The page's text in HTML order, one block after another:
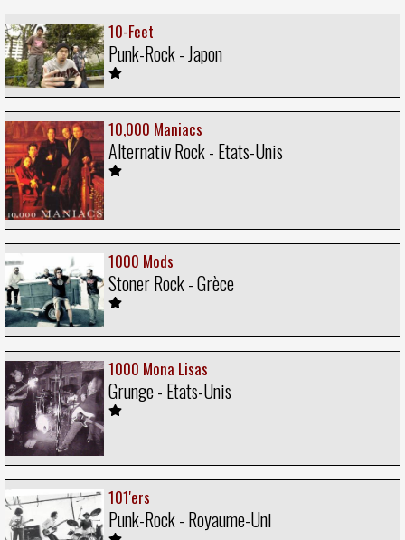
10-Feet
Punk-Rock - Japon
10,000 Maniacs
Alternativ Rock - Etats-Unis
1000 Mods
Stoner Rock - Grèce
1000 Mona Lisas
Grunge - Etats-Unis
101'ers
Punk-Rock - Royaume-Uni